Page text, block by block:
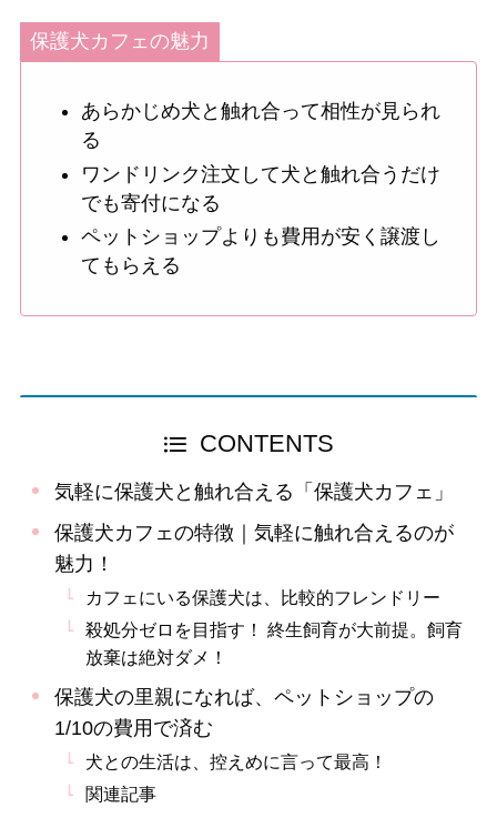
保護犬カフェの魅力
あらかじめ犬と触れ合って相性が見られ
る
ワンドリンク注文して犬と触れ合うだけ
でも寄付になる
ペットショップよりも費用が安く譲渡し
てもらえる
CONTENTS
気軽に保護犬と触れ合える「保護犬カフェ」
保護犬カフェの特徴｜気軽に触れ合えるのが
魅力！
カフェにいる保護犬は、比較的フレンドリー
殺処分ゼロを目指す！ 終生飼育が大前提。飼育
放棄は絶対ダメ！
保護犬の里親になれば、ペットショップの
1/10の費用で済む
犬との生活は、控えめに言って最高！
関連記事